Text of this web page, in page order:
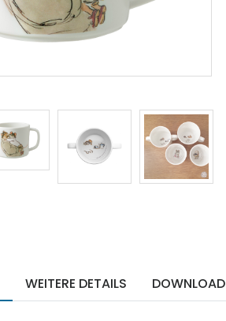
WEITERE DETAILS DOWNLOAD